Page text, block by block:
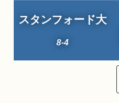
スタンフォード大
8-4